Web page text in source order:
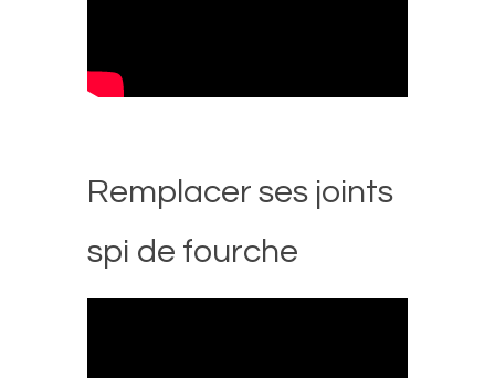
Remplacer ses joints
spi de fourche